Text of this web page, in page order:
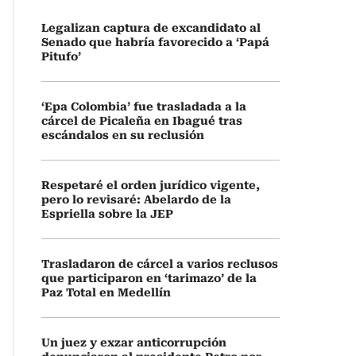
Legalizan captura de excandidato al
Senado que habría favorecido a ‘Papá
Pitufo’
‘Epa Colombia’ fue trasladada a la
cárcel de Picaleña en Ibagué tras
escándalos en su reclusión
Respetaré el orden jurídico vigente,
pero lo revisaré: Abelardo de la
Espriella sobre la JEP
Trasladaron de cárcel a varios reclusos
que participaron en ‘tarimazo’ de la
Paz Total en Medellín
Un juez y exzar anticorrupción